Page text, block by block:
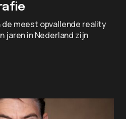
de meest opvallende reality
jaren in Nederland zijn